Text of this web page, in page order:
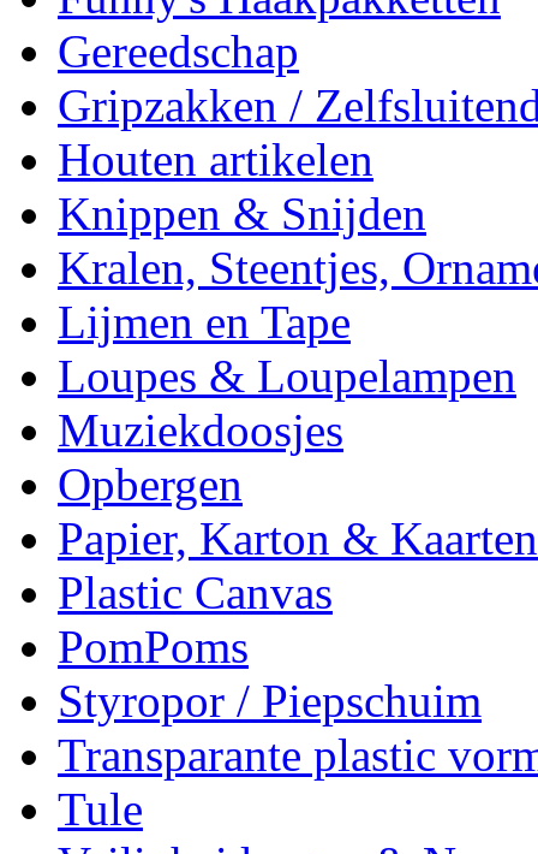
Gereedschap
Gripzakken /
Houten artikelen
Knippen & Snijden
Kralen, Steentjes,
Lijmen en Tape
Loupes & Loupelampen
Muziekdoosjes
Opbergen
Papier, Karton & Kaarten
Plastic Canvas
PomPoms
Styropor / Piepschuim
Transparante plastic
Tule